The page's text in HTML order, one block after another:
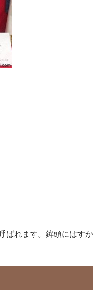
ばれます。鉾頭にはすか